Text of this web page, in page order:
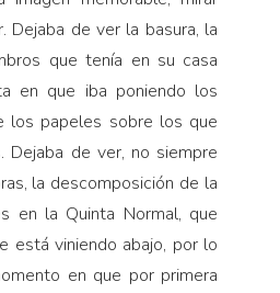
Dejaba de ver la basura, la
que tenía en su casa
en que iba poniendo los
los papeles sobre los que
Dejaba de ver, no siempre
la descomposición de la
en la Quinta Normal, que
está viniendo abajo, por lo
en que por primera